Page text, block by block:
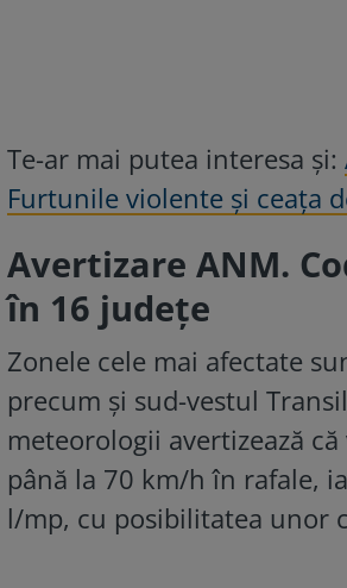
Te-ar mai putea interesa și:
Furtunile violente și ceața
Avertizare ANM.
în 16 județe
Zonele cele mai afectate
precum și sud-vestul
meteorologii avertizează
până la 70 km/h în rafale,
l/mp, cu posibilitatea unor